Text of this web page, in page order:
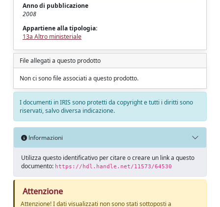
Anno di pubblicazione
2008
Appartiene alla tipologia:
13a Altro ministeriale
File allegati a questo prodotto
Non ci sono file associati a questo prodotto.
I documenti in IRIS sono protetti da copyright e tutti i diritti sono
riservati, salvo diversa indicazione.
Informazioni
Utilizza questo identificativo per citare o creare un link a questo
documento: https://hdl.handle.net/11573/64530
Attenzione
Attenzione! I dati visualizzati non sono stati sottoposti a